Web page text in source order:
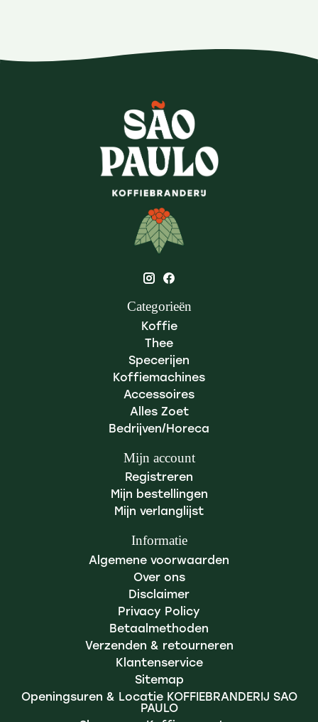
Categorieën
Koffie
Thee
Specerijen
Koffiemachines
Accessoires
Alles Zoet
Bedrijven/Horeca
Mijn account
Registreren
Mijn bestellingen
Mijn verlanglijst
Informatie
Algemene voorwaarden
Over ons
Disclaimer
Privacy Policy
Betaalmethoden
Verzenden & retourneren
Klantenservice
Sitemap
Openingsuren & Locatie KOFFIEBRANDERIJ SAO
PAULO